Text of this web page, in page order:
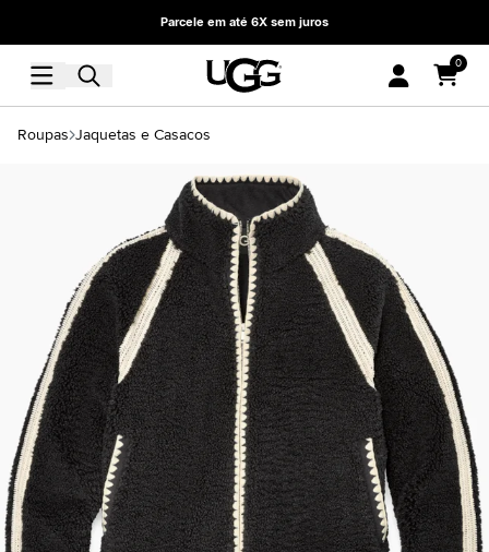
Parcele em até 6X sem juros
0
Roupas Jaquetas e Casacos